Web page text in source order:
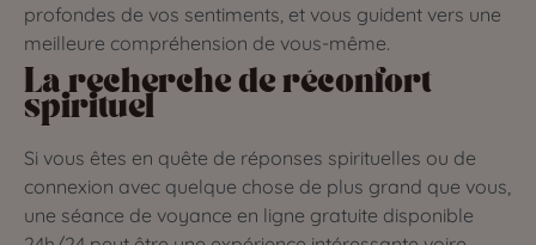
profondes de vos sentiments, et vous guident vers une
meilleure compréhension de vous-même.
La recherche de réconfort
spirituel
Si vous êtes en quête de réponses spirituelles ou de
connexion avec quelque chose de plus grand que vous,
une séance de voyance en ligne gratuite disponible